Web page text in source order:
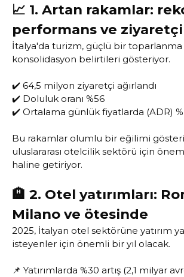
📈 1. Artan rakamlar:
performans ve ziyaretçi
İtalya'da turizm, güçlü bir toparlanma
konsolidasyon belirtileri gösteriyor.
✔️ 64,5 milyon ziyaretçi ağırlandı
✔️ Doluluk oranı %56
✔️ Ortalama günlük fiyatlarda (ADR)
Bu rakamlar olumlu bir eğilimi
uluslararası otelcilik sektörü için
haline getiriyor.
🏨 2. Otel yatırımları:
Milano ve ötesinde
2025, İtalyan otel sektörüne yatırım
isteyenler için önemli bir yıl olacak.
📌 Yatırımlarda %30 artış (2,1 milyar